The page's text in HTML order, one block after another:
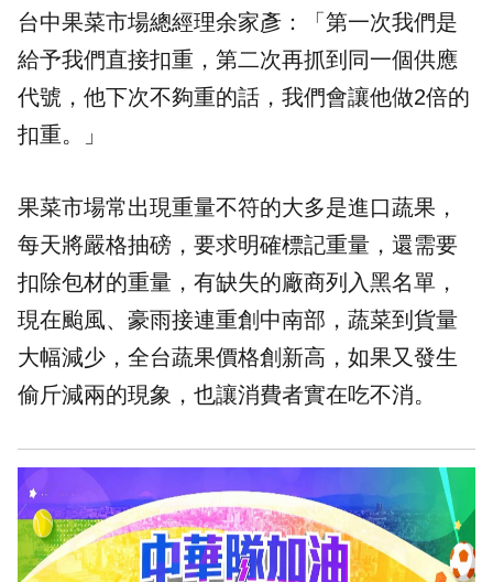
台中果菜市場總經理余家彥：「第一次我們是
給予我們直接扣重，第二次再抓到同一個供應
代號，他下次不夠重的話，我們會讓他做2倍的
扣重。」
果菜市場常出現重量不符的大多是進口蔬果，
每天將嚴格抽磅，要求明確標記重量，還需要
扣除包材的重量，有缺失的廠商列入黑名單，
現在颱風、豪雨接連重創中南部，蔬菜到貨量
大幅減少，全台蔬果價格創新高，如果又發生
偷斤減兩的現象，也讓消費者實在吃不消。